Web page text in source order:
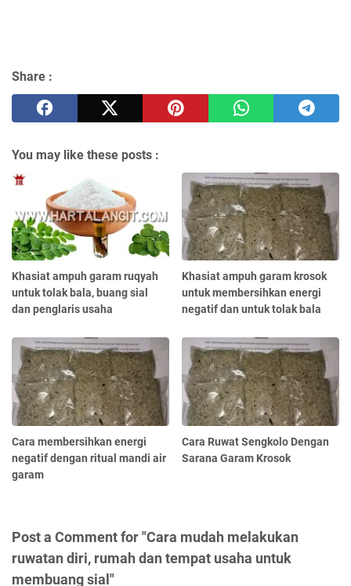
Share :
You may like these posts :
Khasiat ampuh garam ruqyah
untuk tolak bala, buang sial
dan penglaris usaha
Khasiat ampuh garam krosok
untuk membersihkan energi
negatif dan untuk tolak bala
Cara membersihkan energi
negatif dengan ritual mandi air
garam
Cara Ruwat Sengkolo Dengan
Sarana Garam Krosok
Post a Comment for "Cara mudah melakukan
ruwatan diri, rumah dan tempat usaha untuk
membuang sial"